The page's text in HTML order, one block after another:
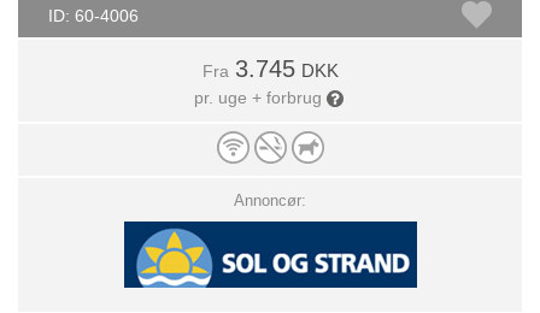
ID: 60-4006
Fra 3.745 DKK
pr. uge + forbrug
Annoncør: